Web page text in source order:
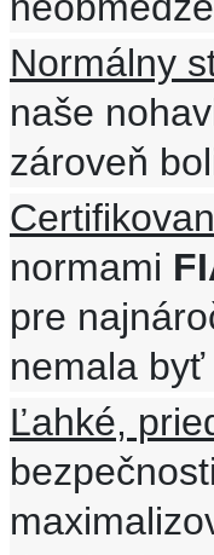
Normálny
naše
zároveň
normami
pre
nemala
Ľahké,